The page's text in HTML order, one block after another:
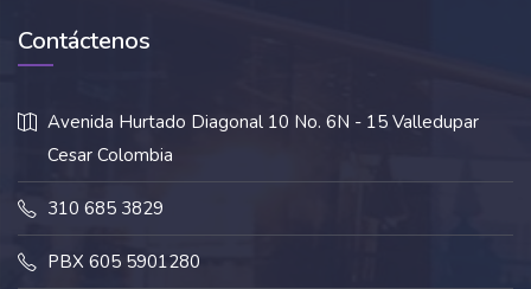
Contáctenos
Avenida Hurtado Diagonal 10 No. 6N - 15 Valledupar
Cesar Colombia
310 685 3829
PBX 605 5901280